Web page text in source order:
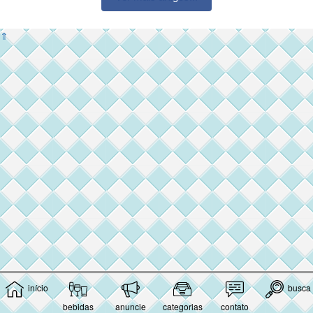
início
bebidas
anuncie categorias contato
busca
⇑